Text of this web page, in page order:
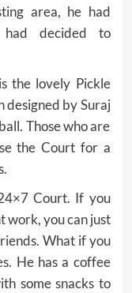
area, he had
decided to
the lovely Pickle
designed by Suraj
Those who are
the Court for a
Court. If you
work, you can just
What if you
He has a coffee
some snacks to